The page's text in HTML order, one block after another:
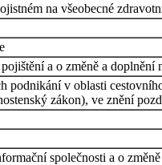
na všeobecné
a o změně a doplnění
podnikání v oblasti
zákon), ve znění
společnosti a o